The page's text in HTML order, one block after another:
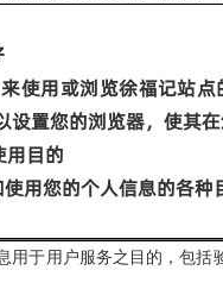
来使用或浏览徐福记站
设置您的浏览器，使其
用目的
用您的个人信息的各
用于用户服务之目的，包